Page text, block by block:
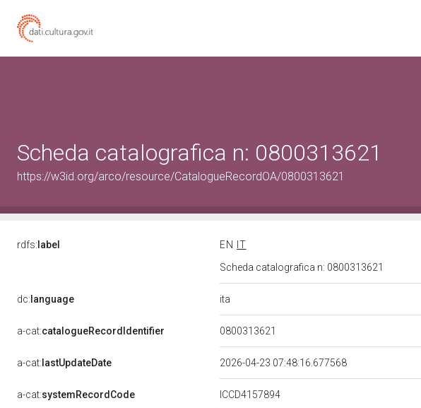
Scheda catalografica n: 0800313621
https://w3id.org/arco/resource/CatalogueRecordOA/0800313621
rdfs: label EN
IT
Scheda catalografica n: 0800313621
dc: language ita
a-cat:catalogueRecordIdentifier 0800313621
a-cat: lastUpdateDate 2026-04-23 07:48:16.677568
a-cat:systemRecordCode ICCD4157894